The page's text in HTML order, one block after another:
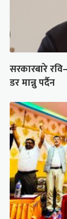
सरकारबारे
डर मान्नु पर्दैन